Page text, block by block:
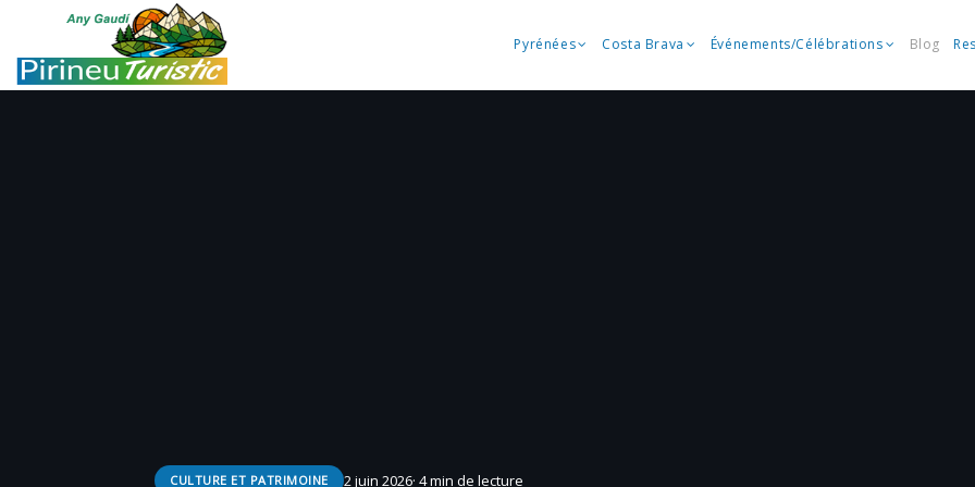
Pyrénées Costa Brava Événements/Célébrations Blog
CULTURE ET PATRIMOINE 2 juin 2026· 4 min de lecture